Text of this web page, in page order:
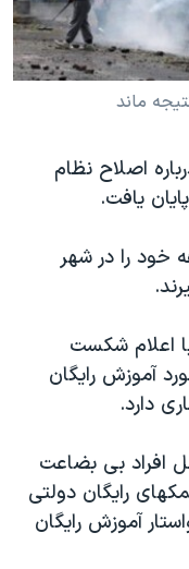
ماند
اصلاح نظام
يافت.
خود را در شهر
اعلام شکست
مورد آموزش رايگان
دارد.
افراد بی بضاعت
رايگان دولتی
آموزش رايگان